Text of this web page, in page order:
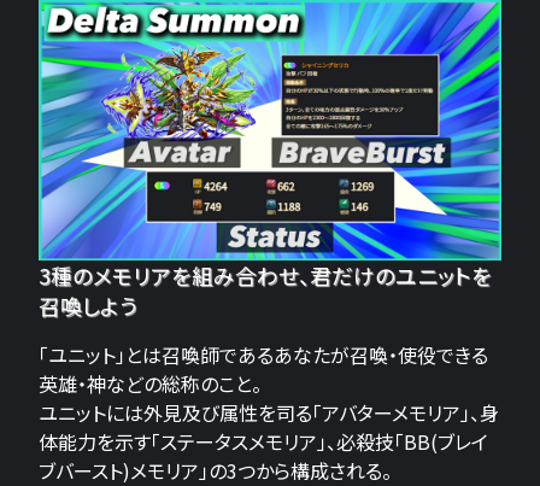
3種のメモリアを組み合わせ、君だけのユニットを
召喚しよう
「ユニット」とは召喚師であるあなたが召喚・使役できる
英雄・神などの総称のこと。
ユニットには外見及び属性を司る「アバターメモリア」、身
体能力を示す「ステータスメモリア」、必殺技「BB(ブレイ
ブバースト)メモリア」の3つから構成される。